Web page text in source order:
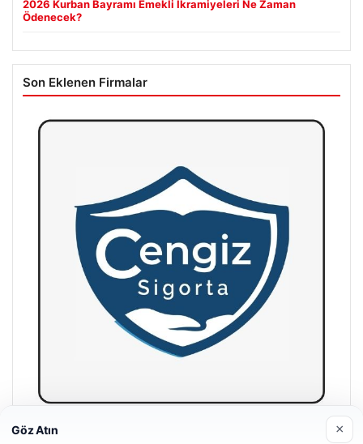
2026 Kurban Bayramı Emekli İkramiyeleri Ne Zaman
Ödenecek?
Son Eklenen Firmalar
Hastaş Beton
Göz Atın ×